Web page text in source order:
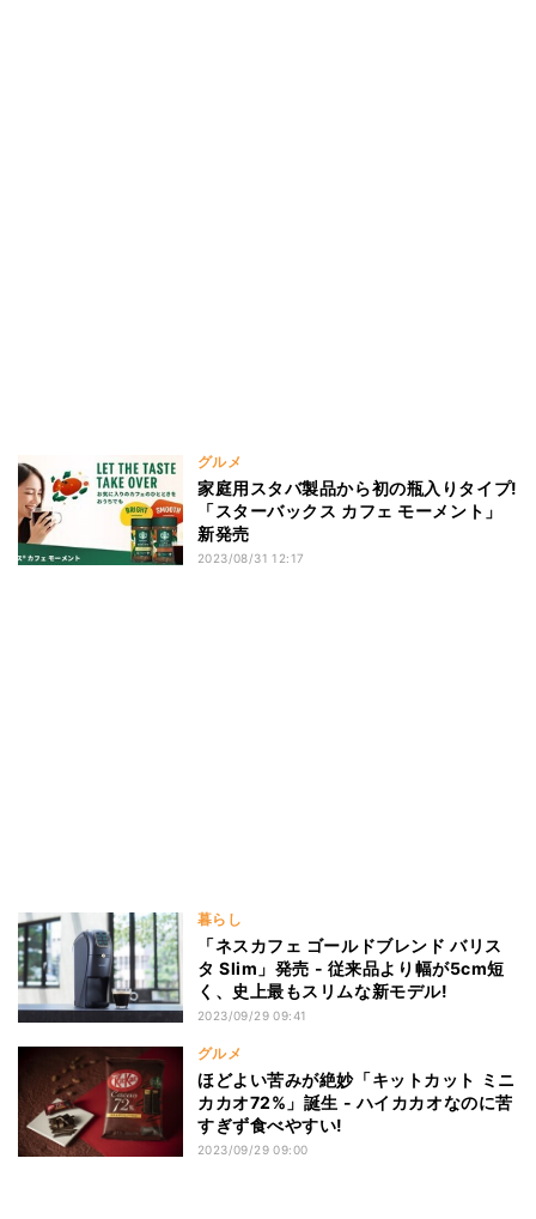
グルメ
家庭用スタバ製品から初の瓶入りタイプ!
「スターバックス カフェ モーメント」
新発売
2023/08/31 12:17
暮らし
「ネスカフェ ゴールドブレンド バリス
タ Slim」発売 - 従来品より幅が5cm短
く、史上最もスリムな新モデル!
2023/09/29 09:41
グルメ
ほどよい苦みが絶妙「キットカット ミニ
カカオ72%」誕生 - ハイカカオなのに苦
すぎず食べやすい!
2023/09/29 09:00